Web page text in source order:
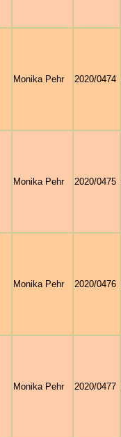
Monika Pehr 2020/0474
Monika Pehr 2020/0475
Monika Pehr 2020/0476
Monika Pehr 2020/0477